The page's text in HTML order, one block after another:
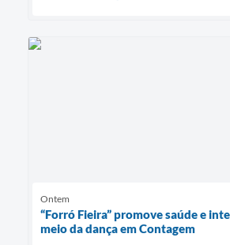
Ontem
“Forró Fieira” promove saúde e
meio da dança em Contagem